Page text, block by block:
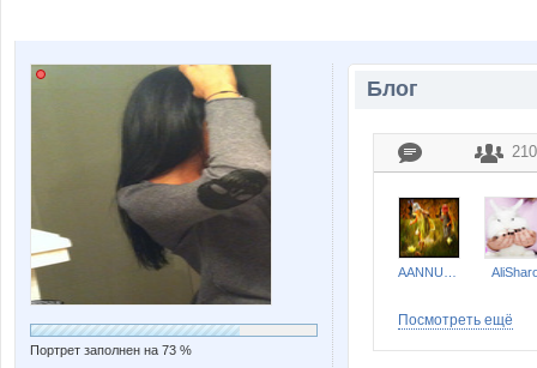
Портрет заполнен на 73 %
Блог
210
Посмотреть ещё